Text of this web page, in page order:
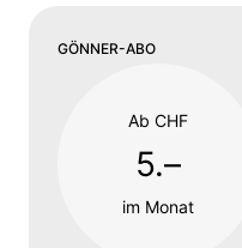
GÖNNER-ABO
Ab CHF
5.–
im Monat